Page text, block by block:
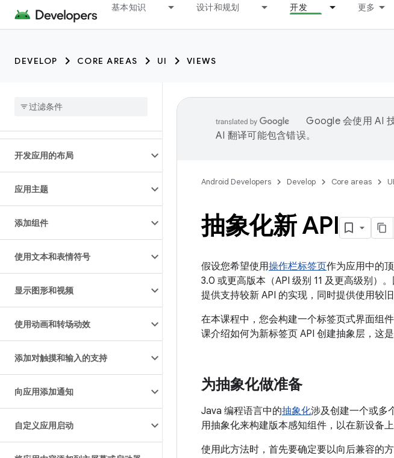
基本知识 设计和规划 开发 更多
DEVELOP CORE AREAS UI VIEWS
开发应用的布局
应用主题
添加组件
使用文本和表情符号
显示图形和视频
使用动画和转场动效
添加对触摸和输入的支持
向应用添加通知
自定义应用启动
Google 会使用 AI
AI 翻译可能包含错误。
Android Developers Develop Core areas UI
抽象化新 API
假设您希望使用操作栏标签页作为应用中的
3.0 或更高版本（API 级别 11 及更高级别）
提供支持较新 API 的实现，同时提供使用较旧
在本课程中，您会构建一个标签页式界面组
课介绍如何为新标签页 API 创建抽象层，这
为抽象化做准备
Java 编程语言中的抽象化涉及创建一个或多
用抽象化来构建版本感知组件，以在新设备
使用此方法时，首先要确定要以向后兼容的